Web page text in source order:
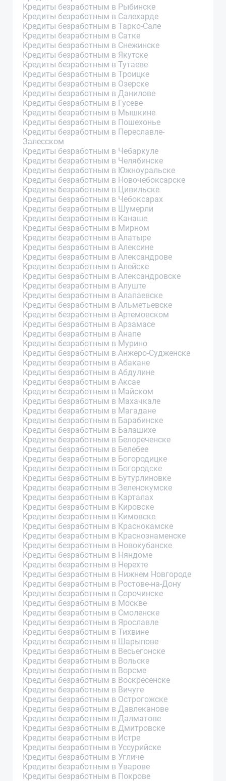
Кредиты безработным в Рыбинске
Кредиты безработным в Салехарде
Кредиты безработным в Тарко-Сале
Кредиты безработным в Сатке
Кредиты безработным в Снежинске
Кредиты безработным в Якутске
Кредиты безработным в Тутаеве
Кредиты безработным в Троицке
Кредиты безработным в Озерске
Кредиты безработным в Данилове
Кредиты безработным в Гусеве
Кредиты безработным в Мышкине
Кредиты безработным в Пошехонье
Кредиты безработным в Переславле-
Залесском
Кредиты безработным в Чебаркуле
Кредиты безработным в Челябинске
Кредиты безработным в Южноуральске
Кредиты безработным в Новочебоксарске
Кредиты безработным в Цивильске
Кредиты безработным в Чебоксарах
Кредиты безработным в Шумерли
Кредиты безработным в Канаше
Кредиты безработным в Мирном
Кредиты безработным в Алатыре
Кредиты безработным в Алексине
Кредиты безработным в Александрове
Кредиты безработным в Алейске
Кредиты безработным в Александровске
Кредиты безработным в Алуште
Кредиты безработным в Алапаевске
Кредиты безработным в Альметьевске
Кредиты безработным в Артемовском
Кредиты безработным в Арзамасе
Кредиты безработным в Анапе
Кредиты безработным в Мурино
Кредиты безработным в Анжеро-Судженске
Кредиты безработным в Абакане
Кредиты безработным в Абдулине
Кредиты безработным в Аксае
Кредиты безработным в Майском
Кредиты безработным в Махачкале
Кредиты безработным в Магадане
Кредиты безработным в Барабинске
Кредиты безработным в Балашихе
Кредиты безработным в Белореченске
Кредиты безработным в Белебее
Кредиты безработным в Богородицке
Кредиты безработным в Богородске
Кредиты безработным в Бутурлиновке
Кредиты безработным в Зеленокумске
Кредиты безработным в Карталах
Кредиты безработным в Кировске
Кредиты безработным в Кимовске
Кредиты безработным в Краснокамске
Кредиты безработным в Краснознаменске
Кредиты безработным в Новокубанске
Кредиты безработным в Няндоме
Кредиты безработным в Нерехте
Кредиты безработным в Нижнем Новгороде
Кредиты безработным в Ростове-на-Дону
Кредиты безработным в Сорочинске
Кредиты безработным в Москве
Кредиты безработным в Смоленске
Кредиты безработным в Ярославле
Кредиты безработным в Тихвине
Кредиты безработным в Шарыпове
Кредиты безработным в Весьегонске
Кредиты безработным в Вольске
Кредиты безработным в Ворсме
Кредиты безработным в Воскресенске
Кредиты безработным в Вичуге
Кредиты безработным в Острогожске
Кредиты безработным в Давлеканове
Кредиты безработным в Далматове
Кредиты безработным в Дмитровске
Кредиты безработным в Истре
Кредиты безработным в Уссурийске
Кредиты безработным в Угличе
Кредиты безработным в Уварове
Кредиты безработным в Покрове